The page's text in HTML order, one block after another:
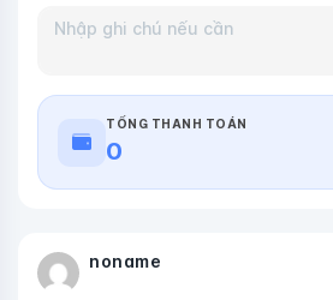
TỔNG THANH TOÁN
0
noname